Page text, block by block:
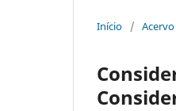
Início / Acervo